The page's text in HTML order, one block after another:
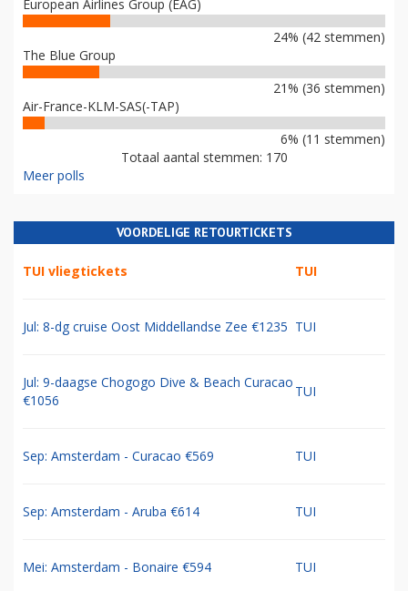
European Airlines Group (EAG)
24% (42 stemmen)
The Blue Group
21% (36 stemmen)
Air-France-KLM-SAS(-TAP)
6% (11 stemmen)
Totaal aantal stemmen: 170
Meer polls
VOORDELIGE RETOURTICKETS
TUI vliegtickets TUI
Jul: 8-dg cruise Oost Middellandse Zee €1235 TUI
Jul: 9-daagse Chogogo Dive & Beach Curacao
€1056
TUI
Sep: Amsterdam - Curacao €569 TUI
Sep: Amsterdam - Aruba €614 TUI
Mei: Amsterdam - Bonaire €594 TUI